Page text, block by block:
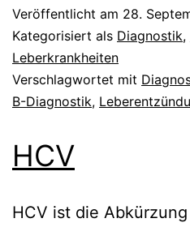
Veröffentlicht am 28.
Kategorisiert als Diagnostik,
Leberkrankheiten
Verschlagwortet mit
B-Diagnostik,
HCV
HCV ist die